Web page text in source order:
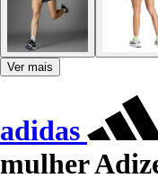
Ver mais
adidas
mulher